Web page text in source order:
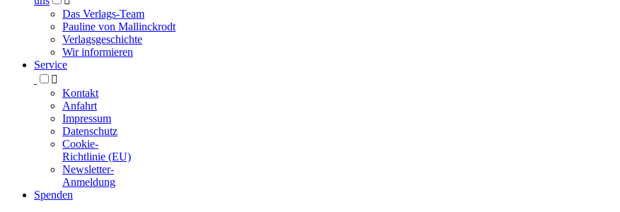
Das Verlags-Team
Pauline von Mallinckrodt
Verlagsgeschichte
Wir informieren
Service

Kontakt
Anfahrt
Impressum
Datenschutz
Cookie-
Richtlinie (EU)
Newsletter-
Anmeldung
Spenden